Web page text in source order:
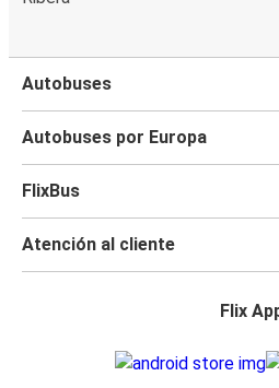
Autobuses
Autobuses por Europa
FlixBus
Atención al cliente
Flix